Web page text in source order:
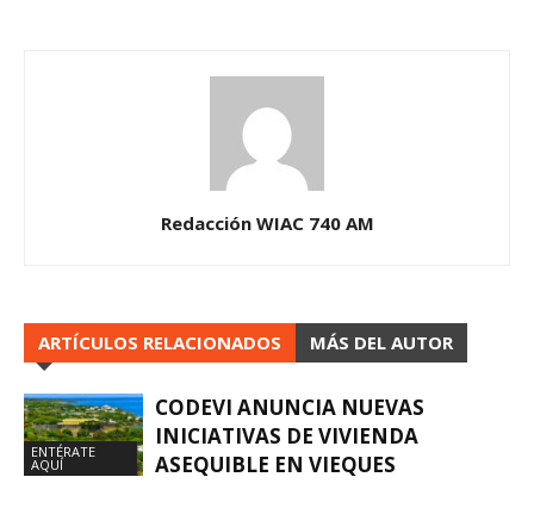
Redacción WIAC 740 AM
ARTÍCULOS RELACIONADOS MÁS DEL AUTOR
ENTÉRATE
AQUÍ
CODEVI ANUNCIA NUEVAS
INICIATIVAS DE VIVIENDA
ASEQUIBLE EN VIEQUES